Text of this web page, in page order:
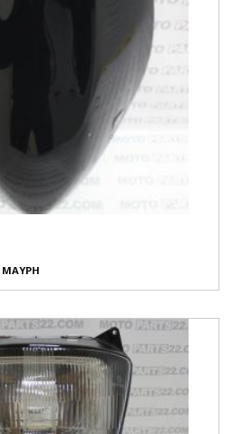
ΜΑΥΡΗ